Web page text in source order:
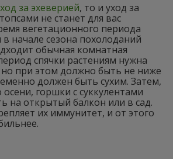
за эхеверией, то и уход за
не станет для вас
вегетационного периода
начале сезона похолоданий
обычная комнатная
спячки растениям нужна
но при этом должно быть не ниже
должен быть сухим. Затем,
осени, горшки с суккулентами
на открытый балкон или в сад.
их иммунитет, и от этого